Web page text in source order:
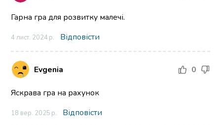
Гарна гра для розвитку малечі.
4 лист. 2024 р. Відповісти
Evgenia 0
Яскрава гра на рахунок
18 вер. 2025 р. Відповісти